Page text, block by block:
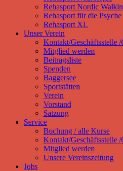
Rehasport Nordic
Rehasport für die Psyche
Rehasport XL
Unser Verein
Kontakt/Geschäftsstelle
Mitglied werden
Beitragsliste
Spenden
Baggersee
Sportstätten
Verein
Vorstand
Satzung
Service
Buchung / alle Kurse
Kontakt/Geschäftsstelle
Mitglied werden
Unsere Vereinszeitung
Jobs